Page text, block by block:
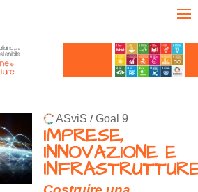
ASviS / Goal 9
IMPRESE,
INNOVAZIONE E